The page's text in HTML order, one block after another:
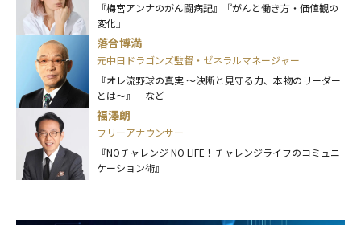
『梅宮アンナのがん闘病記』『がんと働き方・価値観の
変化』
落合博満
元中日ドラゴンズ監督・ゼネラルマネージャー
『オレ流野球の真実 ～決断と見守る力、本物のリーダー
とは～』 など
福澤朗
フリーアナウンサー
『NOチャレンジ NO LIFE！チャレンジライフのコミュニ
ケーション術』